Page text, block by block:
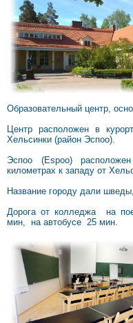
Образовательный центр,
Центр расположен в
Хельсинки (район Эспоо).
Эспоо (Espoo)
километрах к западу от
Название городу дали
Дорога от колледжа на
мин, на автобусе 25 мин.